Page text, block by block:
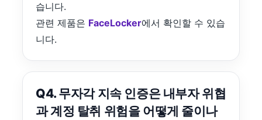
습니다.
관련 제품은 FaceLocker에서 확인할 수 있습
니다.
Q4. 무자각 지속 인증은 내부자 위협
과 계정 탈취 위험을 어떻게 줄이나